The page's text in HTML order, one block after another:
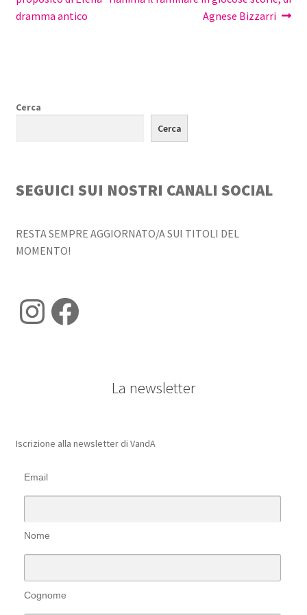
articoli
dramma antico
Agnese Bizzarri
Cerca
Cerca
SEGUICI SUI NOSTRI CANALI SOCIAL
RESTA SEMPRE AGGIORNATO/A SUI TITOLI DEL
MOMENTO!
Instagram
Facebook
La newsletter
Iscrizione alla newsletter di VandA
Email
Nome
Cognome